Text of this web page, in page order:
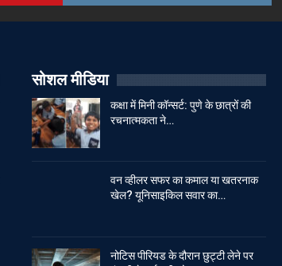
सोशल मीडिया
कक्षा में मिनी कॉन्सर्ट: पुणे के छात्रों की
रचनात्मकता ने…
वन व्हीलर सफर का कमाल या खतरनाक
खेल? यूनिसाइकिल सवार का…
नोटिस पीरियड के दौरान छुट्टी लेने पर